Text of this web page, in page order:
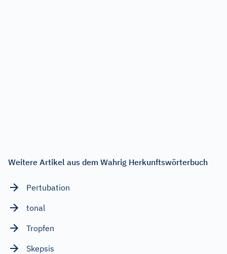
Weitere Artikel aus dem Wahrig Herkunftswörterbuch
Pertubation
tonal
Tropfen
Skepsis